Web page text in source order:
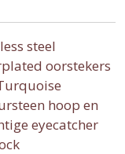
steel
oorstekers
hoop en
eyecatcher